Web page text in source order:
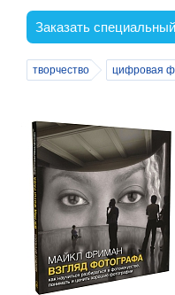
Заказать
творчество цифровая